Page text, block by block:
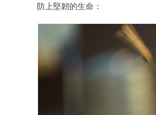
防上堅韌的生命：